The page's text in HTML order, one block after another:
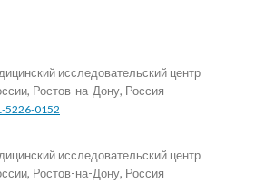
исследовательский центр
Ростов-на-Дону, Россия
5226-0152
исследовательский центр
Ростов-на-Дону, Россия